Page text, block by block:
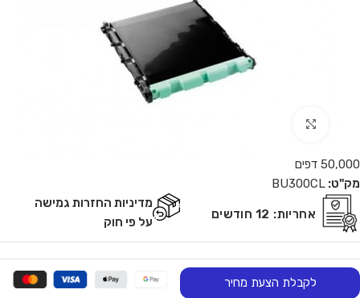
50,000 דפים
מק"ט: BU300CL
אחריות: 12 חודשים
מדיניות החזרות גמישה
על פי חוק
לקבלת הצעת מחיר